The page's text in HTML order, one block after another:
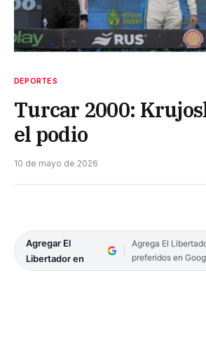
DEPORTES
Turcar 2000:
el podio
10 de mayo de 2026
Agregar El
Libertador en
Agrega El
preferidos en